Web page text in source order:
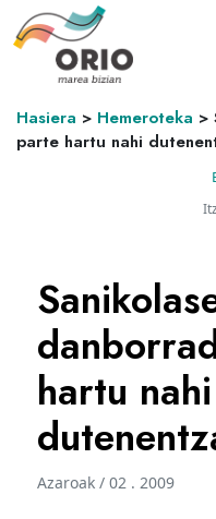
Hasiera > Hemeroteka >
parte hartu nahi
hartu nahi
Azaroak / 02 . 2009